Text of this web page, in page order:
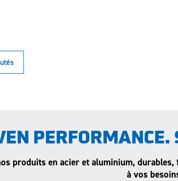
produits en acier et aluminium,
à vos